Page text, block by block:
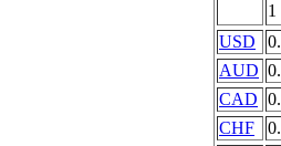
1
USD
AUD
CAD
CHF